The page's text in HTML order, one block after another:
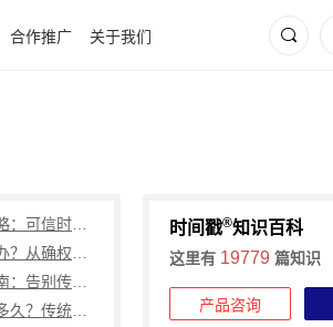
合作推广 关于我们
时间戳®知识百科
这里有 19779 篇知识
产品咨询